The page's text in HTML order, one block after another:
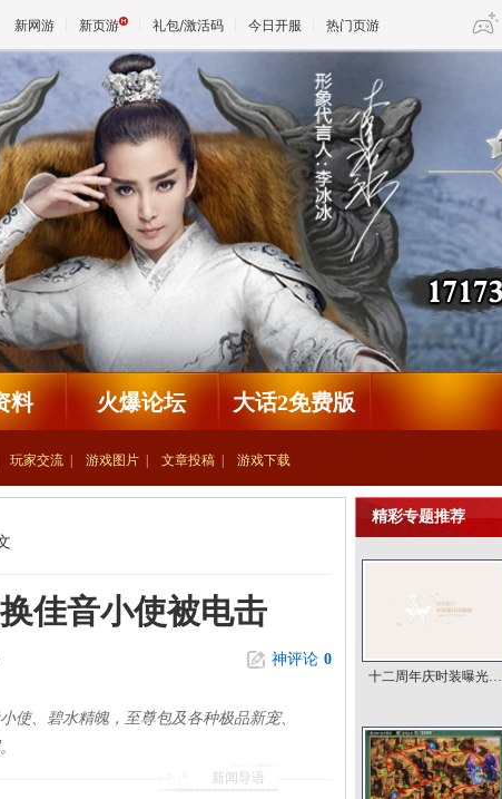
新网游 新页游 礼包/激活码 今日开服 热门页游
魔兽
天堂 剑网3旗舰版
王权与自由 诛仙世界
料 火爆论坛 大话2免费版
玩家交流 游戏图片 文章投稿 游戏下载
佳音小使被电击
神评论 0
新闻导语
使、碧水精魄，至尊包及各种极品新宠、
精彩专题推荐
十二周年庆时装曝光…